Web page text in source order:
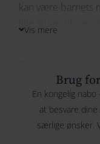
kan være barnets
prinsessekrone.
med stærk tråd.
men
Nede i
Vis mere
Brug
En kongelig
at besvare
særlige ønsker.